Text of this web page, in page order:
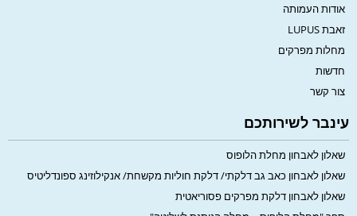
אודות העמותה
זאבת LUPUS
מחלות מפרקים
חדשות
צור קשר
עינבר לשירותכם
שאלון לאבחון מחלת הלופוס
שאלון לאבחון כאב גב דלקתי/ דלקת חוליות מקשחת/ אנקילוזינג ספונדליטיס
שאלון לאבחון דלקת מפרקים פסוריאטית